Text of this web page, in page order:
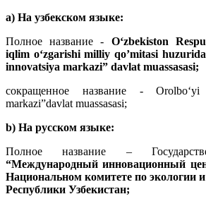
a) На узбекском языке:
Полное название - O‘zbekiston
iqlim o‘zgarishi milliy qo’mitasi
innovatsiya markazi” davlat muassasasi;
сокращенное название - Orolbo‘yi
markazi”davlat muassasasi;
b) На русском языке:
Полное название –
“Международный инновационный
Национальном комитете по экологии
Республики Узбекистан;